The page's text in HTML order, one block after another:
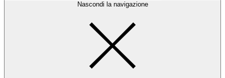
Nascondi la navigazione